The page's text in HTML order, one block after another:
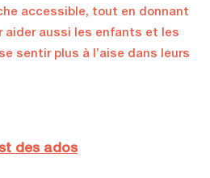
accessible, tout en donnant
aider aussi les enfants et les
sentir plus à l’aise dans leurs
des ados